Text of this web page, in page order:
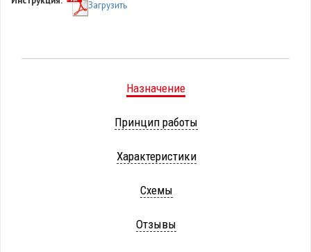
Загрузить
Назначение
Принцип работы
Характеристики
Схемы
Отзывы